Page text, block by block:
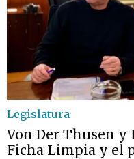
Legislatura
Von Der Thusen y
Ficha Limpia y el